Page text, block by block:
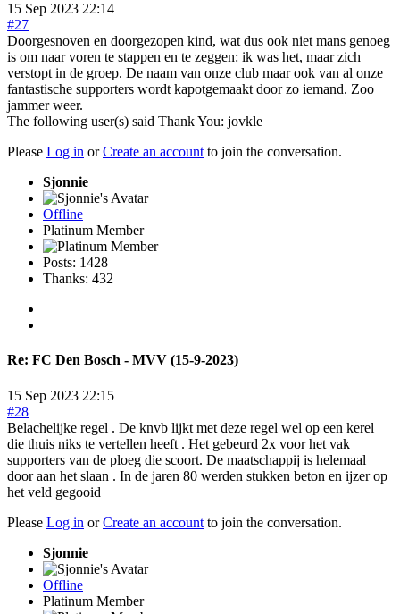
15 Sep 2023 22:14
#27
Doorgesnoven en doorgezopen kind, wat dus ook niet mans genoeg
is om naar voren te stappen en te zeggen: ik was het, maar zich
verstopt in de groep. De naam van onze club maar ook van al onze
fantastische supporters wordt kapotgemaakt door zo iemand. Zoo
jammer weer.
The following user(s) said Thank You: jovkle
Please Log in orCreate an account to join the conversation.
Sjonnie
Offline
Platinum Member
Posts: 1428
Thanks: 432
Re: FC Den Bosch - MVV (15-9-2023)
15 Sep 2023 22:15
#28
Belachelijke regel . De knvb lijkt met deze regel wel op een kerel
die thuis niks te vertellen heeft . Het gebeurd 2x voor het vak
supporters van de ploeg die scoort. De maatschappij is helemaal
door aan het slaan . In de jaren 80 werden stukken beton en ijzer op
het veld gegooid
Please Log in orCreate an account to join the conversation.
Sjonnie
Offline
Platinum Member